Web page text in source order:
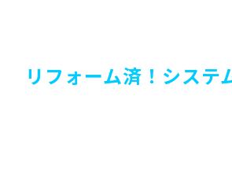
リフォーム済！システ